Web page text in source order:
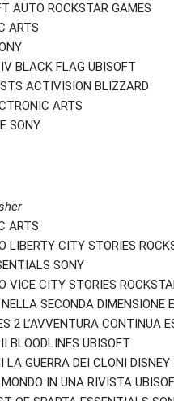
AUTO ROCKSTAR GAMES
ARTS
BLACK FLAG UBISOFT
ACTIVISION BLIZZARD
ARTS
SONY
ARTS
LIBERTY CITY STORIES
SONY
VICE CITY STORIES
SECONDA DIMENSIONE
2 L’AVVENTURA CONTINUA
BLOODLINES UBISOFT
LA GUERRA DEI CLONI
IN UNA RIVISTA